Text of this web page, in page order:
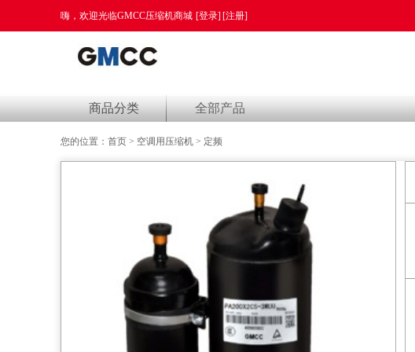
嗨，欢迎光临GMCC压缩机商城 [登录] [注册]
商品分类 全部产品
您的位置： 首页 > 空调用压缩机 > 定频